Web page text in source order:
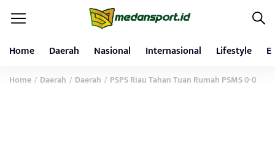
Home Daerah Nasional Internasional Lifestyle
Home / Daerah / Daerah / PSPS Riau Tahan Tuan Rumah PSMS 0-0